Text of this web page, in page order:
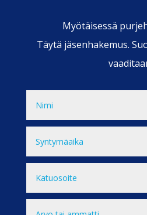
Myötäisessä
Täytä jäsenhakemus.